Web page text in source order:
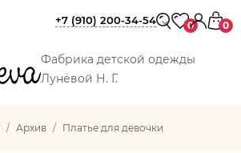
Фабрика детской одежды
Лунёвой Н. Г.
+7 (910) 200-34-54 0 0
Архив Платье для девочки